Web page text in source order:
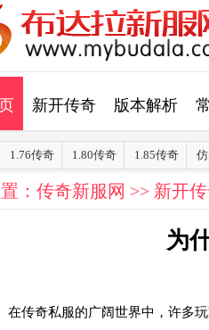
新开传奇 版本解析
1.76传奇 1.80传奇 1.85传奇
： 传奇新服网 >> 新开
为
在传奇私服的广阔世界中，许多